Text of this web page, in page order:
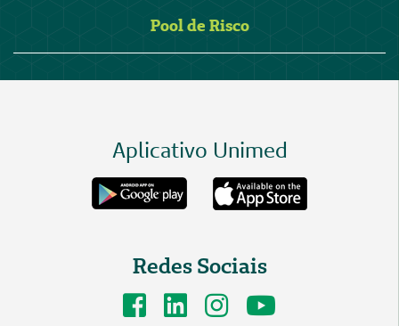
Pool de Risco
Aplicativo Unimed
Redes Sociais